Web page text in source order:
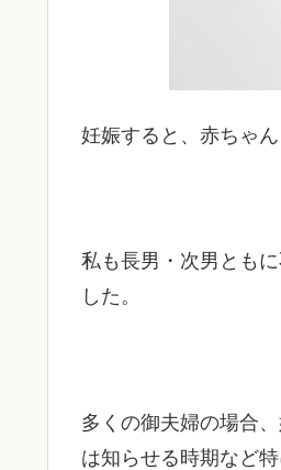
妊娠すると、赤ちゃ
私も長男・次男とも
した。
多くの御夫婦の場合
は知らせる時期など